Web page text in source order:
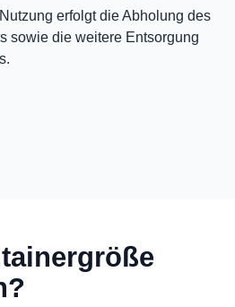
erfolgt die Abholung des
sowie die weitere Entsorgung